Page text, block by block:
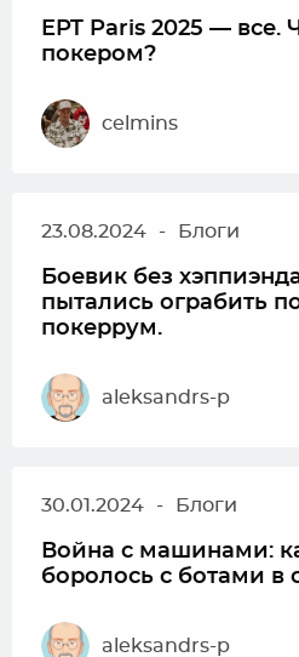
EPT Paris 2025 — все.
покером?
celmins
23.08.2024 - Блоги
Боевик без
пытались ограбить
покеррум.
aleksandrs-p
30.01.2024 - Блоги
Война с машинами:
боролось с ботами в
aleksandrs-p